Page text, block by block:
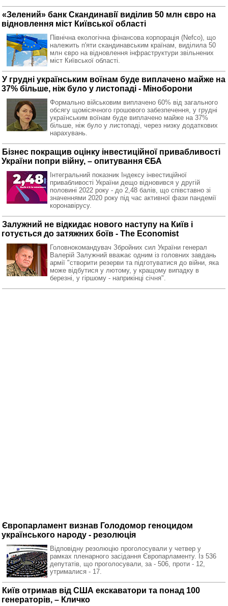
«Зелений» банк Скандинавії виділив 50 млн євро на
відновлення міст Київської області
Північна екологічна фінансова корпорація (Nefco), що
належить п'яти скандинавським країнам, виділила 50
млн євро на відновлення інфраструктури звільнених
міст Київської області.
У грудні українським воїнам буде виплачено майже на
37% більше, ніж було у листопаді - Міноборони
Формально військовим виплачено 60% від загального
обсягу щомісячного грошового забезпечення, у грудні
українським воїнам буде виплачено майже на 37%
більше, ніж було у листопаді, через низку додаткових
нарахувань.
Бізнес покращив оцінку інвестиційної привабливості
України попри війну, – опитування ЄБА
Інтегральний показник Індексу інвестиційної
привабливості України дещо відновився у другій
половині 2022 року - до 2,48 балів, що співставно зі
значеннями 2020 року під час активної фази пандемії
коронавірусу.
Залужний не відкидає нового наступу на Київ і
готується до затяжних боїв - The Economist
Головнокомандувач Збройних сил України генерал
Валерій Залужний вважає одним із головних завдань
армії "створити резерви та підготуватися до війни, яка
може відбутися у лютому, у кращому випадку в
березні, у гіршому - наприкінці січня".
Європарламент визнав Голодомор геноцидом
українського народу - резолюція
Відповідну резолюцію проголосували у четвер у
рамках пленарного засідання Європарламенту. Із 536
депутатів, що проголосували, за - 506, проти - 12,
утрималися - 17.
Київ отримав від США екскаватори та понад 100
генераторів, – Кличко